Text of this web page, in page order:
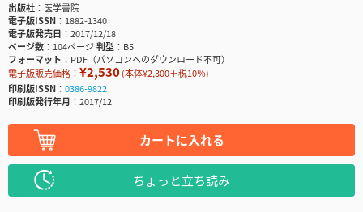
出版社
医学書院
電子版ISSN
1882-1340
電子版発売日
2017/12/18
ページ数
104ページ判型
B5
フォーマット
PDF（パソコンへのダウンロード不可）
電子版販売価格： ¥2,530(本体¥2,300＋税10％)
印刷版ISSN
0386-9822
印刷版発行年月
2017/12
カートに入れる
ちょっと立ち読み